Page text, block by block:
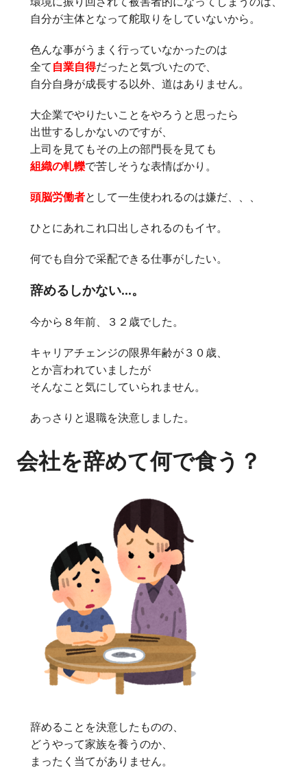
自分が主体となって舵取りをしていないから。
色んな事がうまく行っていなかったのは
全て自業自得だったと気づいたので、
自分自身が成長する以外、道はありません。
大企業でやりたいことをやろうと思ったら
出世するしかないのですが、
上司を見てもその上の部門長を見ても
組織の軋轢で苦しそうな表情ばかり。
頭脳労働者として一生使われるのは嫌だ、、、
ひとにあれこれ口出しされるのもイヤ。
何でも自分で采配できる仕事がしたい。
辞めるしかない…。
今から８年前、３２歳でした。
キャリアチェンジの限界年齢が３０歳、
とか言われていましたが
そんなこと気にしていられません。
あっさりと退職を決意しました。
会社を辞めて何で食う？
辞めることを決意したものの、
どうやって家族を養うのか、
まったく当てがありません。